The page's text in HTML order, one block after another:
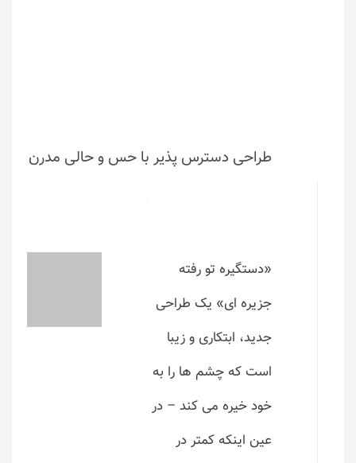
طراحی دسترس پذیر با حس و حالی مدرن
«دستگیره تو رفته
جزیره ای» یک طراحی
جدید، ابتکاری و زیبا
است که چشم ها را به
خود خیره می کند – در
عین اینکه کمتر در